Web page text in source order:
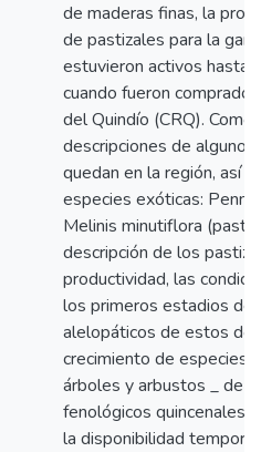
de maderas finas, la
de pastizales para la
estuvieron activos hasta
cuando fueron
del Quindío (CRQ).
descripciones de
quedan en la región, así
especies exóticas:
Melinis minutiflora
descripción de los
productividad, las
los primeros estadios
alelopáticos de estos
crecimiento de especies
árboles y arbustos _ de
fenológicos quincenales
la disponibilidad